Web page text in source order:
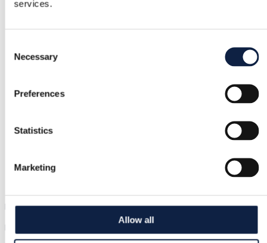
services.
Selection
Necessary
Preferences
Statistics
Marketing
Allow all
Tagasimakse, kui toode on vigane või ei vasta kirjeldusele
Turvaline makse
Proovi enne kui ostad
Laadi lihtsalt pilt üles ja proovi kõik selga